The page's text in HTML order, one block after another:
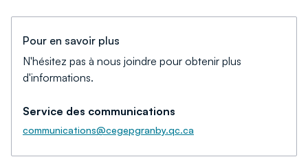
Pour en savoir plus
N'hésitez pas à nous joindre pour obtenir plus
d'informations.
Service des communications
communications@cegepgranby.qc.ca